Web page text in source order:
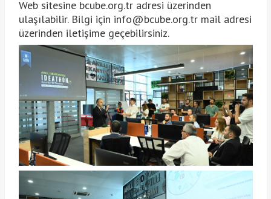
Web sitesine bcube.org.tr adresi üzerinden
ulaşılabilir. Bilgi için info@bcube.org.tr mail adresi
üzerinden iletişime geçebilirsiniz.